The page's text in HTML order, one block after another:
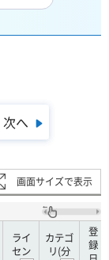
次へ
画面サイズで表示
ライ
セン
カテゴ
リ(分
登
録